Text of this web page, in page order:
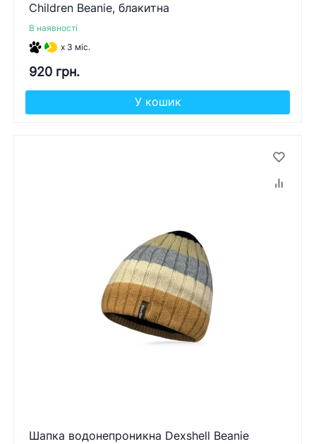
Children Beanie, блакитна
В наявності
x 3 міс.
920 грн.
У кошик
Шапка водонепроникна Dexshell Beanie